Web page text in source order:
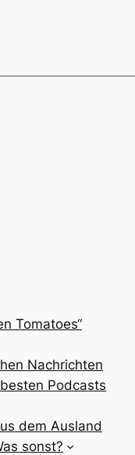
Tomatoes“
Nachrichten
Podcasts
dem Ausland
sonst?